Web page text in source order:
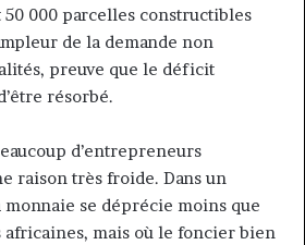
000 parcelles constructibles
de la demande non
preuve que le déficit
résorbé.
d’entrepreneurs
raison très froide. Dans un
se déprécie moins que
africaines, mais où le foncier bien